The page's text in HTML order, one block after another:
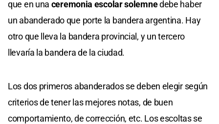
que en una ceremonia escolar solemnedebe haber
un abanderado que porte la bandera argentina. Hay
otro que lleva la bandera provincial, y un tercero
llevaría la bandera de la ciudad.
Los dos primeros abanderados se deben elegir según
criterios de tener las mejores notas, de buen
comportamiento, de corrección, etc. Los escoltas se